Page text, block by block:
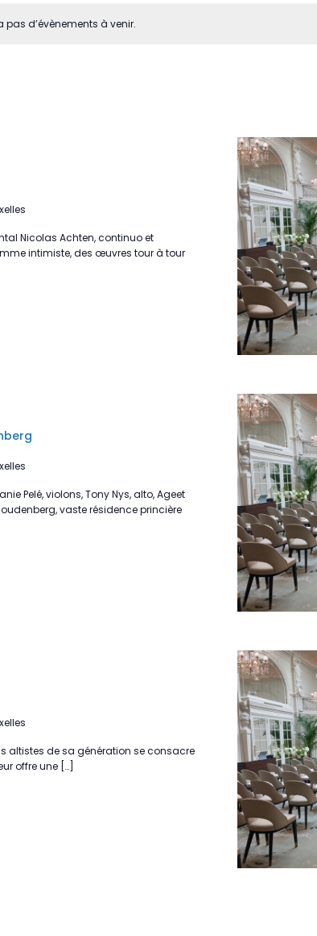
pas d’évènements à venir.
Nicolas Achten, continuo et
intimiste, des œuvres tour à tour
Pelé, violons, Tony Nys, alto, Ageet
vaste résidence princière
altistes de sa génération se consacre
offre une […]